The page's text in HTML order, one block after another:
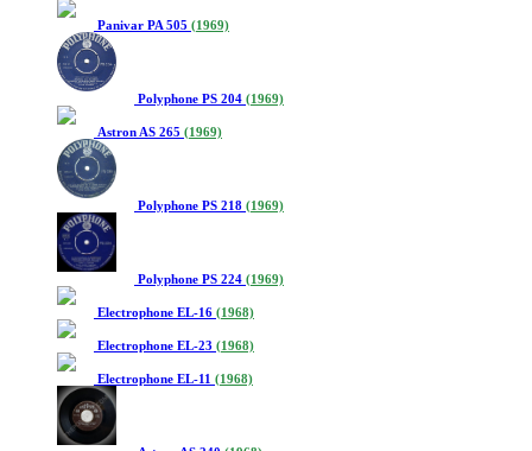
Panivar PA 505 (1969)
Polyphone PS 204 (1969)
Astron AS 265 (1969)
Polyphone PS 218 (1969)
Polyphone PS 224 (1969)
Electrophone EL-16 (1968)
Electrophone EL-23 (1968)
Electrophone EL-11 (1968)